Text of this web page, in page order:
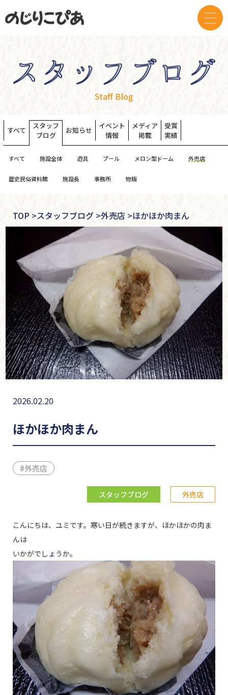
Staff Blog
すべて
スタッフ
ブログ
お知らせ
イベント
情報
メディア
掲載
受賞
実績
すべて 施設全体 遊具 プール メロン型ドーム 外売店
歴史民俗資料館 施設長 事務所 物販
TOP >スタッフブログ >外売店 >ほかほか肉まん
2026.02.20
ほかほか肉まん
#外売店
スタッフブログ 外売店
こんにちは、ユミです。寒い日が続きますが、ほかほかの肉ま
んは
いかがでしょうか。